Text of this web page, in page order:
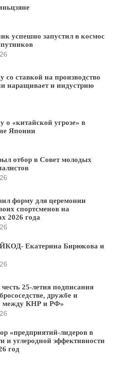
успешно запустил в космос
ставкой на производство
наращивает и индустрию
о «китайской угрозе» в
Японии
отбор в Совет молодых
форму для церемонии
спортсменов на
2026 года
Екатерина Бирюкова и
25-летия подписания
дружбе и
между КНР и РФ»
«предприятий-лидеров в
и углеродной эффективности
год